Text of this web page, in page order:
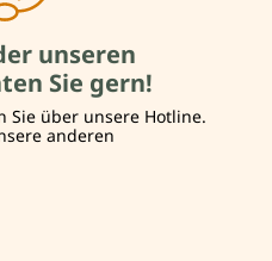
unseren
Sie gern!
Sie über unsere Hotline.
anderen